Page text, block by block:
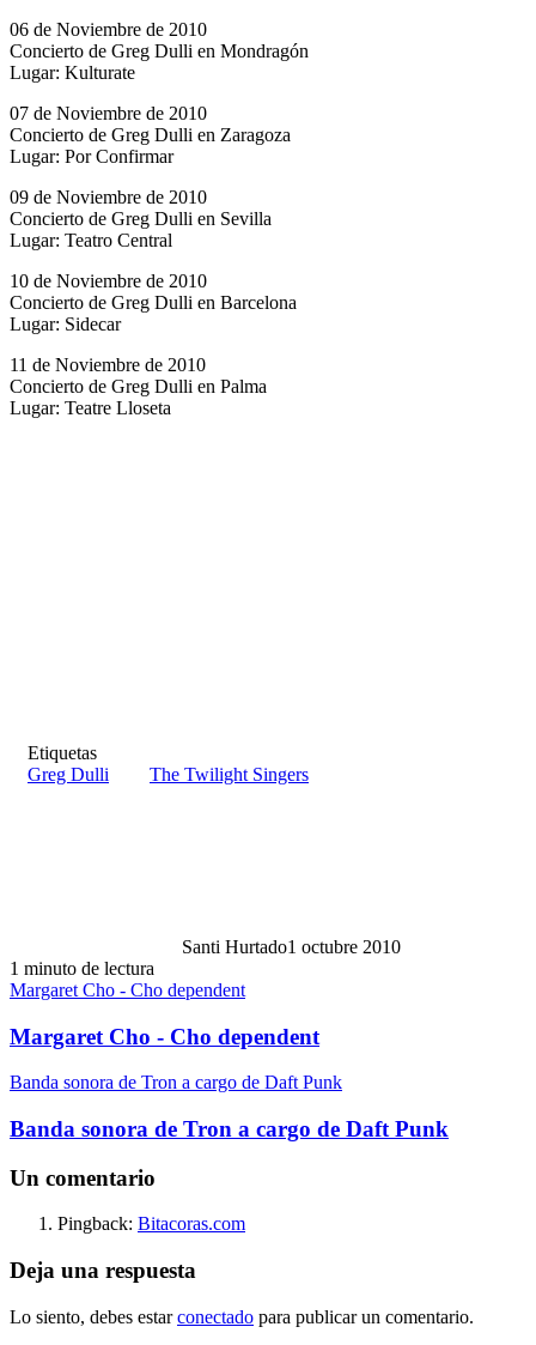
06 de Noviembre de 2010
Concierto de Greg Dulli en Mondragón
Lugar: Kulturate
07 de Noviembre de 2010
Concierto de Greg Dulli en Zaragoza
Lugar: Por Confirmar
09 de Noviembre de 2010
Concierto de Greg Dulli en Sevilla
Lugar: Teatro Central
10 de Noviembre de 2010
Concierto de Greg Dulli en Barcelona
Lugar: Sidecar
11 de Noviembre de 2010
Concierto de Greg Dulli en Palma
Lugar: Teatre Lloseta
Etiquetas
Greg Dulli
The Twilight Singers
Santi Hurtado1 octubre 2010
1 minuto de lectura
Margaret Cho - Cho dependent
Margaret Cho - Cho dependent
Banda sonora de Tron a cargo de Daft Punk
Banda sonora de Tron a cargo de Daft Punk
Un comentario
Pingback: Bitacoras.com
Deja una respuesta
Lo siento, debes estarconectado para publicar un comentario.